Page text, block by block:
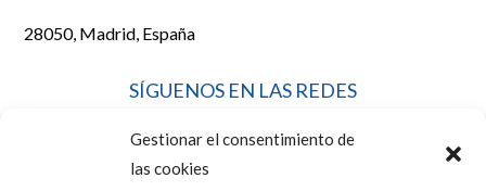
Gestionar el consentimiento de
las cookies
28050, Madrid, España
SÍGUENOS EN LAS REDES